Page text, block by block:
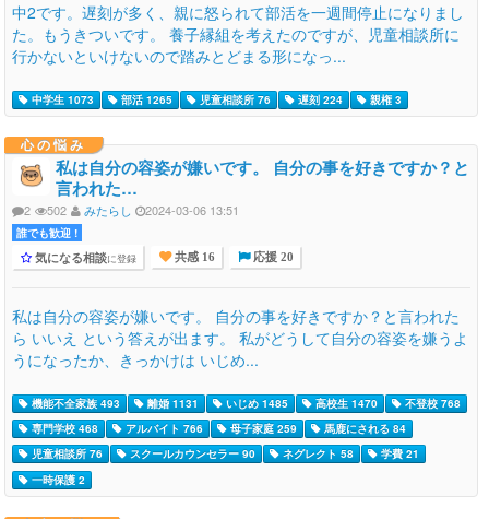
中2です。遅刻が多く、親に怒られて部活を一週間停止になりまし
た。もうきついです。 養子縁組を考えたのですが、児童相談所に
行かないといけないので踏みとどまる形になっ...
中学生 1073 部活 1265 児童相談所 76 遅刻 224 親権 3
心の悩み
私は自分の容姿が嫌いです。 自分の事を好きですか？と
言われた…
2 502 みたらし 2024-03-06 13:51
誰でも歓迎 !
気になる相談に登録 共感 16 応援 20
私は自分の容姿が嫌いです。 自分の事を好きですか？と言われた
ら いいえ という答えが出ます。 私がどうして自分の容姿を嫌うよ
うになったか、きっかけは いじめ...
機能不全家族 493 離婚 1131 いじめ 1485 高校生 1470
不登校 768
専門学校 468
アルバイト 766 母子家庭 259
馬鹿にされる 84
児童相談所 76
スクールカウンセラー 90 ネグレクト 58
学費 21
一時保護 2